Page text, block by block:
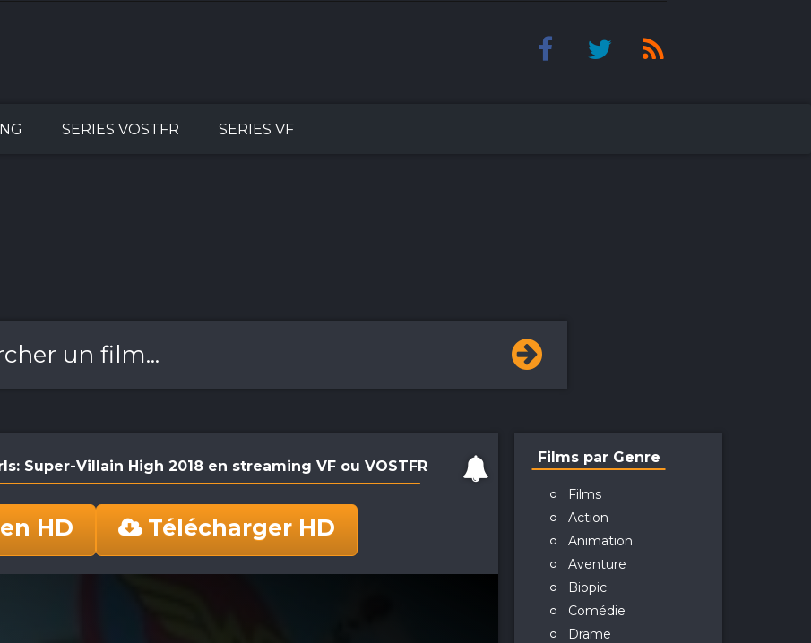
SERIES VOSTFR SERIES VF
Super-Villain High 2018 en streaming VF ou VOSTFR
HD Télécharger HD
Films par Genre
Films
Action
Animation
Aventure
Biopic
Comédie
Drame